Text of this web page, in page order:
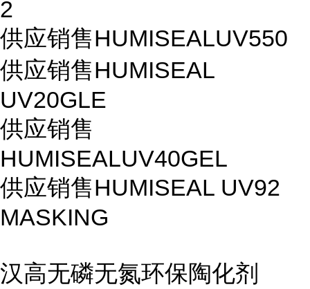
2
供应销售HUMISEALUV550
供应销售HUMISEAL
UV20GLE
供应销售
HUMISEALUV40GEL
供应销售HUMISEAL UV92
MASKING
汉高无磷无氮环保陶化剂